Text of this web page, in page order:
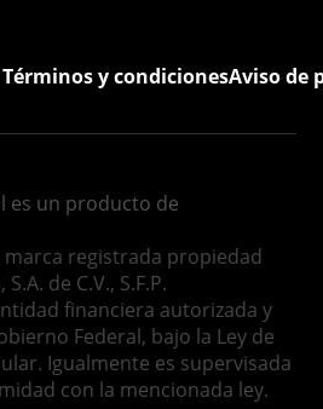
Términos y condicionesAviso de
es un producto de
registrada propiedad
de C.V., S.F.P.
financiera autorizada y
Federal, bajo la Ley de
Igualmente es supervisada
con la mencionada ley.